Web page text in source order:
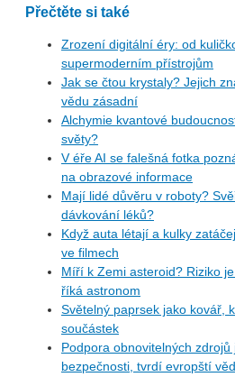
Přečtěte si také
Zrození digitální éry: od
supermoderním přístrojům
Jak se čtou krystaly? Jejich
vědu zásadní
Alchymie kvantové
světy?
V éře AI se falešná fotka
na obrazové informace
Mají lidé důvěru v roboty?
dávkování léků?
Když auta létají a kulky
ve filmech
Míří k Zemi asteroid? Riziko
říká astronom
Světelný paprsek jako kovář,
součástek
Podpora obnovitelných
bezpečnosti, tvrdí evropští